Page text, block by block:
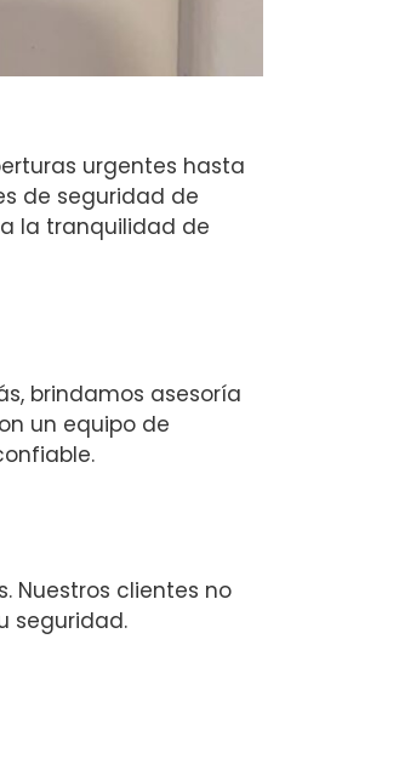
urgentes hasta
de seguridad de
la tranquilidad de
brindamos asesoría
un equipo de
Nuestros clientes no
seguridad.